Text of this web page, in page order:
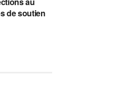
de soutien